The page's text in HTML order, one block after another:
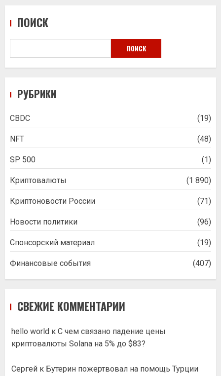
ПОИСК
ПОИСК
РУБРИКИ
CBDC (19)
NFT (48)
SP 500 (1)
Криптовалюты (1 890)
Криптоновости России (71)
Новости политики (96)
Спонсорский материал (19)
Финансовые события (407)
СВЕЖИЕ КОММЕНТАРИИ
hello world к С чем связано падение цены
криптовалюты Solana на 5% до $83?
Сергей к Бутерин пожертвовал на помощь Турции